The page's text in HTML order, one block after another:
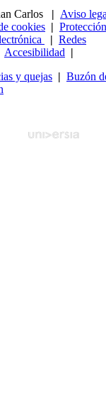
Carlos
| Aviso
cookies |
| Redes
Accesibilidad |
y quejas | Buzón